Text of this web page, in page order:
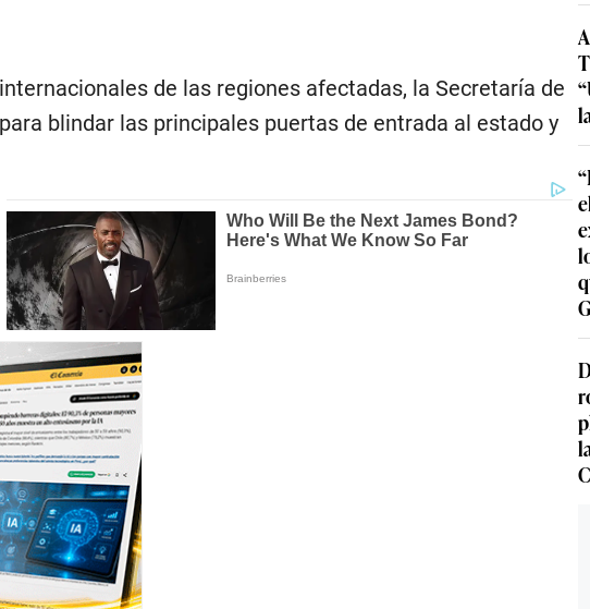
de las regiones afectadas, la Secretaría de
blindar las principales puertas de entrada al estado y